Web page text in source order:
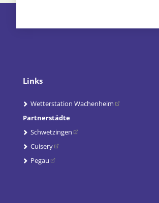
Links
Wetterstation Wachenheim
Partnerstädte
Schwetzingen
Cuisery
Pegau